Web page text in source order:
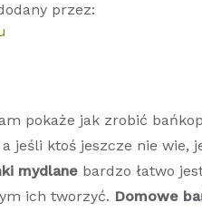
przez:
pokaże jak zrobić
jeśli ktoś jeszcze nie wie,
mydlane bardzo łatwo
ich tworzyć. Domowe